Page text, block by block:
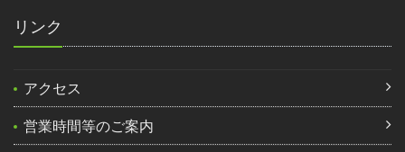
リンク
アクセス
営業時間等のご案内